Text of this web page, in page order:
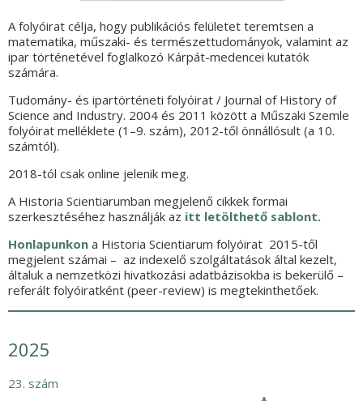
A folyóirat célja, hogy publikációs felületet teremtsen a
matematika, műszaki- és természettudományok, valamint az
ipar történetével foglalkozó Kárpát-medencei kutatók
számára.
Tudomány- és ipartörténeti folyóirat / Journal of History of
Science and Industry. 2004 és 2011 között a Műszaki Szemle
folyóirat melléklete (1–9. szám), 2012-től önnállósult (a 10.
számtól).
2018-tól csak online jelenik meg.
A Historia Scientiarumban megjelenő cikkek formai
szerkesztéséhez használják az itt letölthető sablont.
Honlapunkon a Historia Scientiarum folyóirat 2015-től
megjelent számai – az indexelő szolgáltatások által kezelt,
általuk a nemzetközi hivatkozási adatbázisokba is bekerülő –
referált folyóiratként (peer-review) is megtekinthetőek.
2025
23. szám